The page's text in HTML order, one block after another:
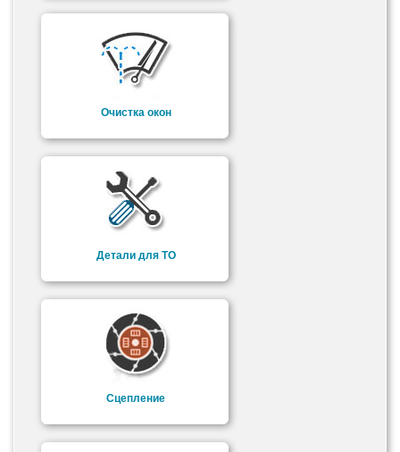
Очистка окон
Детали для ТО
Сцепление